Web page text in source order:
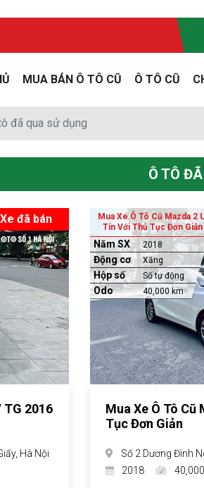
MUA BÁN Ô TÔ CŨ Ô TÔ CŨ
đã qua sử dụng
Ô TÔ
Xe đã bán
TG 2016
Hà Nội
Mua Xe Ô Tô Cũ Mazda 2
Tín Với Thủ Tục Đơn Giản
Năm SX 2018
Động cơ Xăng
Hộp số Số tự động
Odo 40,000 km
Mua Xe Ô Tô Cũ
Tục Đơn Giản
Số 2 Dương Đình
2018